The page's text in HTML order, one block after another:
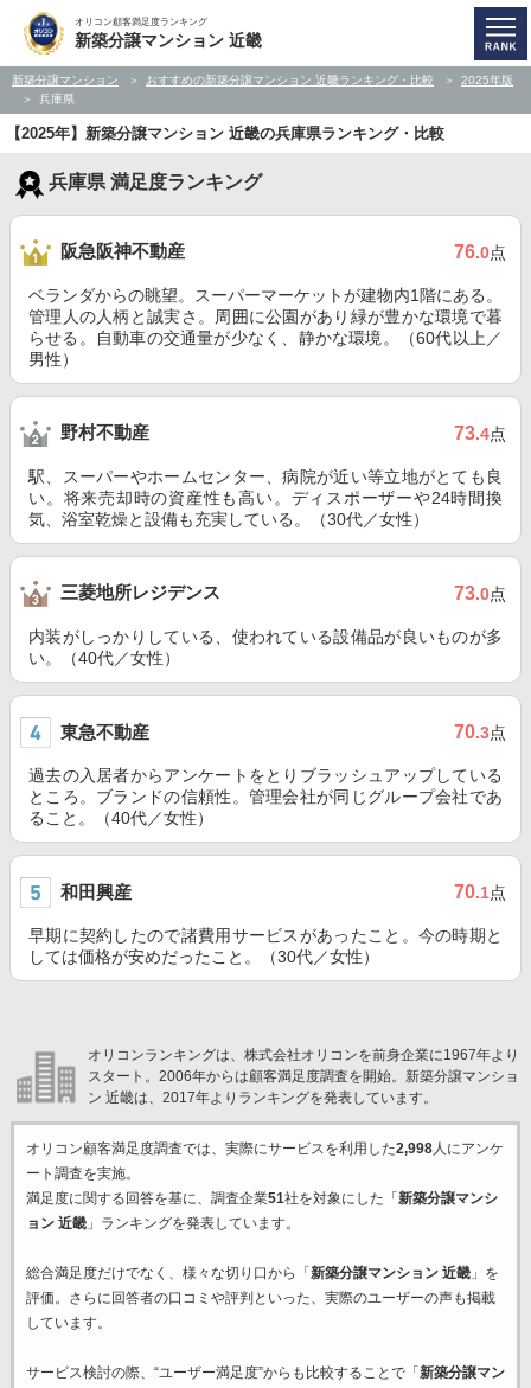
オリコン顧客満足度ランキング
新築分譲マンション 近畿
新築分譲マンション おすすめの新築分譲マンション 近畿ランキング・比較
2025年版
兵庫県
【2025年】新築分譲マンション 近畿の兵庫県ランキング・比較
兵庫県 満足度ランキング
阪急阪神不動産 76.0点
ベランダからの眺望。スーパーマーケットが建物内1階にある。
管理人の人柄と誠実さ。周囲に公園があり緑が豊かな環境で暮
らせる。自動車の交通量が少なく、静かな環境。（60代以上／
男性）
野村不動産 73.4点
駅、スーパーやホームセンター、病院が近い等立地がとても良
い。将来売却時の資産性も高い。ディスポーザーや24時間換
気、浴室乾燥と設備も充実している。（30代／女性）
三菱地所レジデンス 73.0点
内装がしっかりしている、使われている設備品が良いものが多
い。（40代／女性）
東急不動産 70.3点
過去の入居者からアンケートをとりブラッシュアップしている
ところ。ブランドの信頼性。管理会社が同じグループ会社であ
ること。（40代／女性）
和田興産 70.1点
早期に契約したので諸費用サービスがあったこと。今の時期と
しては価格が安めだったこと。（30代／女性）
オリコンランキングは、株式会社オリコンを前身企業に1967年より
スタート。2006年からは顧客満足度調査を開始。新築分譲マンショ
ン 近畿は、2017年よりランキングを発表しています。
オリコン顧客満足度調査では、実際にサービスを利用した2,998人にアンケ
ート調査を実施。
満足度に関する回答を基に、調査企業51社を対象にした「 新築分譲マンシ
ョン 近畿」ランキングを発表しています。
総合満足度だけでなく、様々な切り口から「 新築分譲マンション 近畿」を
評価。さらに回答者の口コミや評判といった、実際のユーザーの声も掲載
しています。
サービス検討の際、“ユーザー満足度”からも比較することで「 新築分譲マン